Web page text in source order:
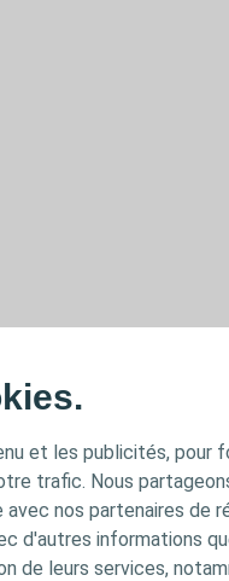
et les publicités, pour
trafic. Nous
nos partenaires de
d'autres informations
de leurs services,